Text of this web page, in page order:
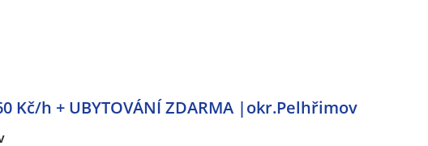
Kč/h + UBYTOVÁNÍ ZDARMA |okr.Pelhřimov